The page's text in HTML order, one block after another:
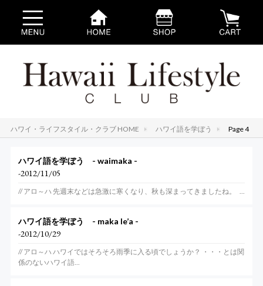
ハワイ・ライフスタイル・クラブ HOME ハワイ語を学ぼう Page 4
ハワイ語を学ぼう - waimaka -
-2012/11/05
// アロ～ハ 先週末などは急激に寒くなり、秋も深まってきましたね。 ...
ハワイ語を学ぼう - maka le’a -
-2012/10/29
// アロ～ハ ハワイではそろそろ雨季に入る頃でしょうか？ ・・・とは関
係のないハワイ語...